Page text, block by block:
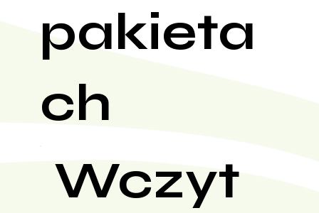
pakieta
ch
Wczyt